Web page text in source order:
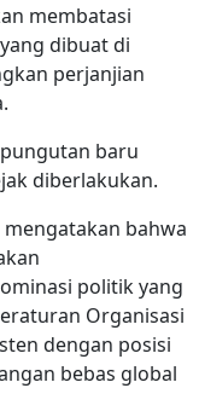
membatasi
dibuat di
perjanjian
baru
diberlakukan.
bahwa
politik yang
Organisasi
dengan posisi
bebas global